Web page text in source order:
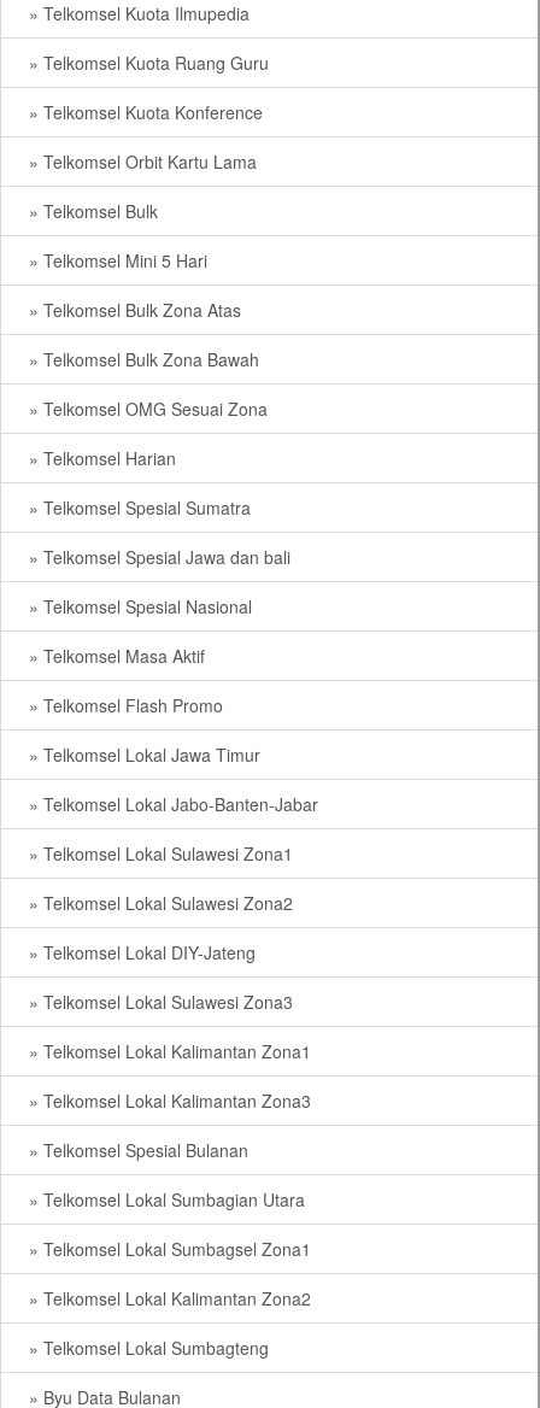
» Telkomsel Kuota Ilmupedia
» Telkomsel Kuota Ruang Guru
» Telkomsel Kuota Konference
» Telkomsel Orbit Kartu Lama
» Telkomsel Bulk
» Telkomsel Mini 5 Hari
» Telkomsel Bulk Zona Atas
» Telkomsel Bulk Zona Bawah
» Telkomsel OMG Sesuai Zona
» Telkomsel Harian
» Telkomsel Spesial Sumatra
» Telkomsel Spesial Jawa dan bali
» Telkomsel Spesial Nasional
» Telkomsel Masa Aktif
» Telkomsel Flash Promo
» Telkomsel Lokal Jawa Timur
» Telkomsel Lokal Jabo-Banten-Jabar
» Telkomsel Lokal Sulawesi Zona1
» Telkomsel Lokal Sulawesi Zona2
» Telkomsel Lokal DIY-Jateng
» Telkomsel Lokal Sulawesi Zona3
» Telkomsel Lokal Kalimantan Zona1
» Telkomsel Lokal Kalimantan Zona3
» Telkomsel Spesial Bulanan
» Telkomsel Lokal Sumbagian Utara
» Telkomsel Lokal Sumbagsel Zona1
» Telkomsel Lokal Kalimantan Zona2
» Telkomsel Lokal Sumbagteng
» Byu Data Bulanan